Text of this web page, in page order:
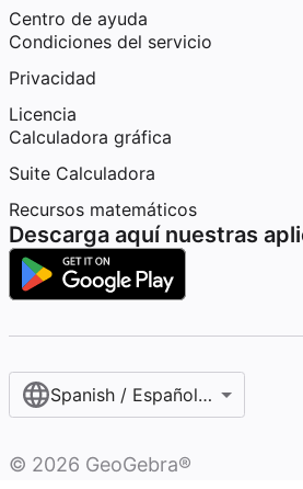
Centro de ayuda
Condiciones del servicio
Privacidad
Licencia
Calculadora gráfica
Suite Calculadora
Recursos matemáticos
Descarga aquí nuestras
Spanish / Español
© 2026 GeoGebra®